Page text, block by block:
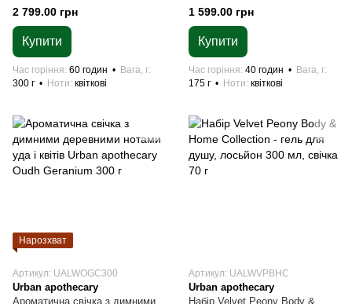
apothecary Velvet peony 300 г
2 799.00 грн
Купити
Час горіння 60 годин
Вага, г
300 г
Ноти квіткові
Urban apothecary Velvet Peony
1 599.00 грн
Купити
Час горіння 40 годин
Вага, г
175 г
Ноти квіткові
Нарозхват
Артикул: UALWOGC300
Urban apothecary
Ароматична свічка з димними
Артикул: UALWVPBHC
Urban apothecary
Набір Velvet Peony Body &